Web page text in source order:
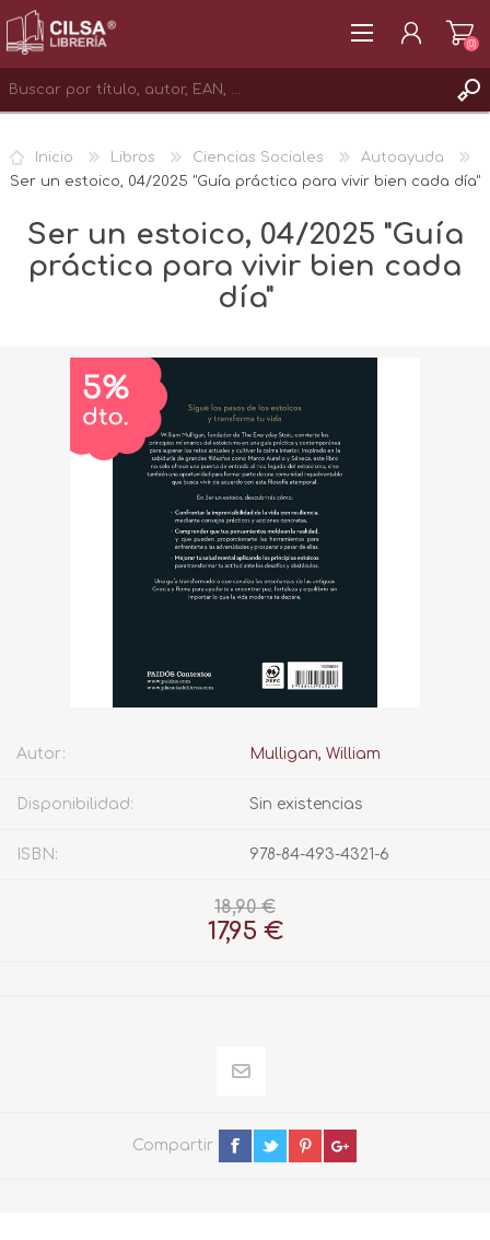
INICIAR SESIÓN
(0)
Inicio Libros Ciencias Sociales
Autoayuda
Ser un estoico, 04/2025 "Guía práctica para vivir bien cada día"
Ser un estoico, 04/2025 "Guía
práctica para vivir bien cada
día"
Autor: Mulligan, William
Disponibilidad: Sin existencias
ISBN: 978-84-493-4321-6
18,90 €
17,95 €
Compartir